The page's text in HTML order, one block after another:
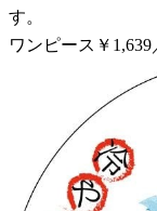
す。
ワンピース￥